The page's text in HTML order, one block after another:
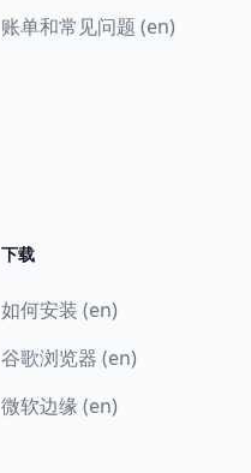
账单和常见问题 (en)
下载
如何安装 (en)
谷歌浏览器 (en)
微软边缘 (en)